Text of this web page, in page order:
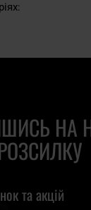
НА
та акцій